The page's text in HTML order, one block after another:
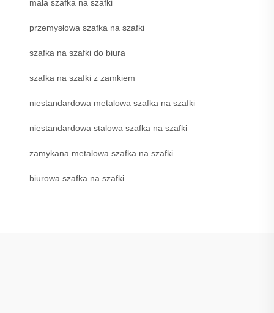
mała szafka na szafki
przemysłowa szafka na szafki
szafka na szafki do biura
szafka na szafki z zamkiem
niestandardowa metalowa szafka na szafki
niestandardowa stalowa szafka na szafki
zamykana metalowa szafka na szafki
biurowa szafka na szafki